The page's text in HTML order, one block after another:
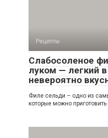
Рецепты
Слабосоленое
луком — легкий
невероятно
Филе сельди – одно из
которые можно